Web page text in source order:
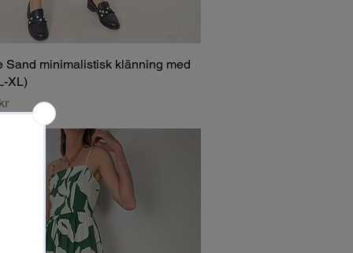
Sand minimalistisk klänning med
XL)